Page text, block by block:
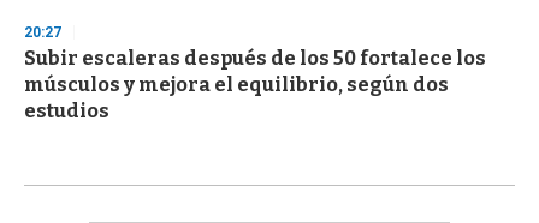
20:27
Subir escaleras después de los 50 fortalece los
músculos y mejora el equilibrio, según dos
estudios